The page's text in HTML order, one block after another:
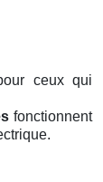
ceux qui
fonctionnent